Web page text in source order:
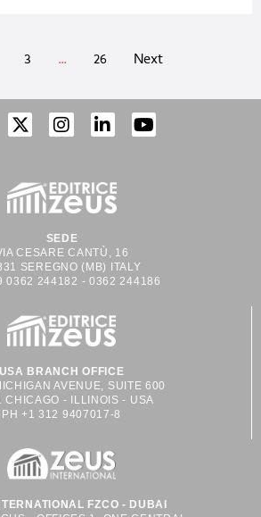
3 … 26 Next
SEDE
CESARE CANTÙ, 16
SEREGNO (MB) ITALY
0362 244182 - 0362 244186
USA BRANCH OFFICE
AVENUE, SUITE 600
CHICAGO - ILLINOIS - USA
PH +1 312 9407017-8
FZCO - DUBAI